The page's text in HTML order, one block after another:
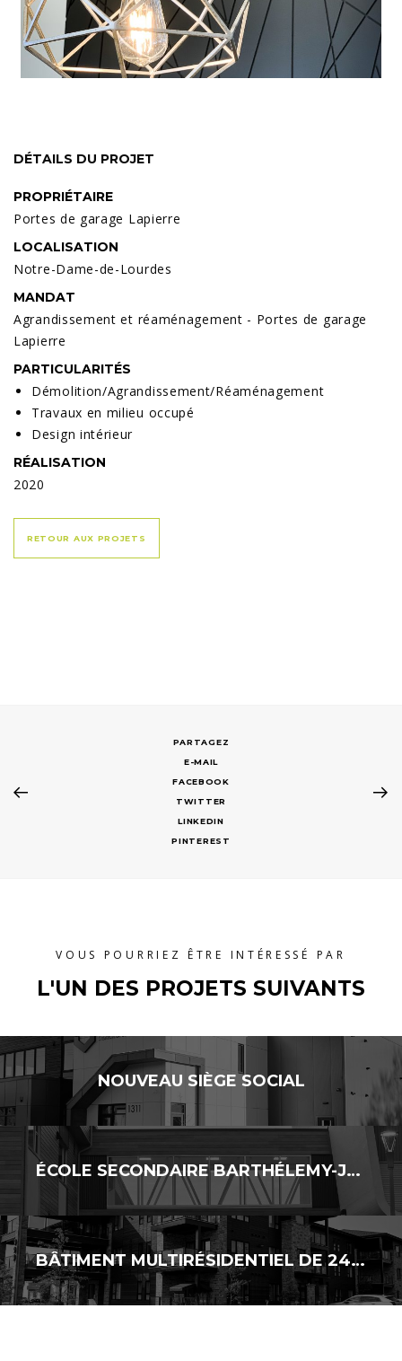
DÉTAILS DU PROJET
PROPRIÉTAIRE
Portes de garage Lapierre
LOCALISATION
Notre-Dame-de-Lourdes
MANDAT
Agrandissement et réaménagement - Portes de garage
Lapierre
PARTICULARITÉS
Démolition/Agrandissement/Réaménagement
Travaux en milieu occupé
Design intérieur
RÉALISATION
2020
RETOUR AUX PROJETS
E-MAIL
FACEBOOK
TWITTER
LINKEDIN
PINTEREST
VOUS POURRIEZ ÊTRE INTÉRESSÉ PAR
L'UN DES PROJETS SUIVANTS
NOUVEAU SIÈGE SOCIAL
ÉCOLE SECONDAIRE BARTHÉLEMY-JOLIETTE – AJOUT DE CLASSES MODULAIRES
BÂTIMENT MULTIRÉSIDENTIEL DE 24 LOGEMENTS